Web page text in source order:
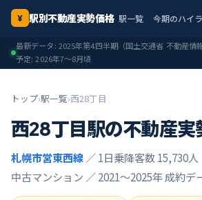
¥ 駅別不動産実勢価格 駅一覧 今期のハイ
最新データ: 2025年第4四半期（国土交通省 不動産情
予定:2026年7〜8月頃
トップ›駅一覧›西28丁目
西28丁目駅の不動産実
札幌市営東西線 ／ 1日乗降客数 15,730人
中古マンション ／2021〜2025年成約デ